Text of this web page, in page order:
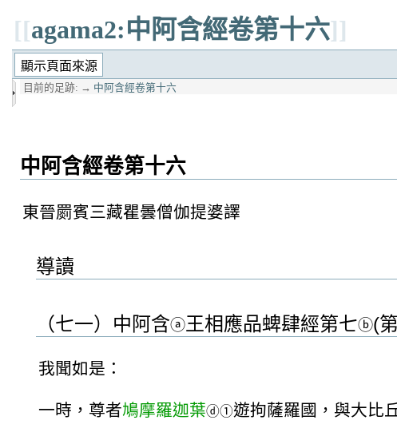
[[agama2:中阿含經卷第十六]]
目前的足跡: → 中阿含經卷第十六
中阿含經卷第十六
東晉罽賓三藏瞿曇僧伽提婆譯
導讀
（七一）中阿含ⓐ王相應品蜱肆經第七ⓑ(
我聞如是：
一時，尊者鳩摩羅迦葉ⓓ①遊拘薩羅國，與大比